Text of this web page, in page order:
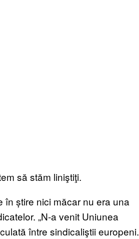
să stăm liniştiţi.
în știre nici măcar nu era una
„N-a venit Uniunea
între sindicaliştii europeni.